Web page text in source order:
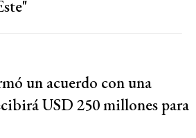
un acuerdo con una
USD 250 millones para